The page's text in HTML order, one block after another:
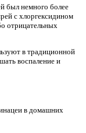
был немного более
с хлоргексидином
отрицательных
в традиционной
воспаление и
в домашних